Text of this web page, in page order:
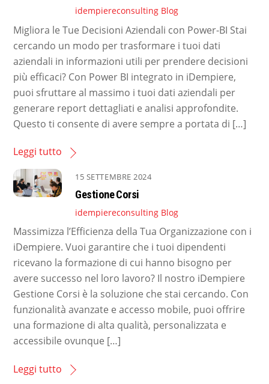
idempiereconsulting Blog
Migliora le Tue Decisioni Aziendali con Power-BI Stai
cercando un modo per trasformare i tuoi dati
aziendali in informazioni utili per prendere decisioni
più efficaci? Con Power BI integrato in iDempiere,
puoi sfruttare al massimo i tuoi dati aziendali per
generare report dettagliati e analisi approfondite.
Questo ti consente di avere sempre a portata di […]
Leggi tutto
15 SETTEMBRE 2024
Gestione Corsi
idempiereconsulting Blog
Massimizza l’Efficienza della Tua Organizzazione con i
iDempiere. Vuoi garantire che i tuoi dipendenti
ricevano la formazione di cui hanno bisogno per
avere successo nel loro lavoro? Il nostro iDempiere
Gestione Corsi è la soluzione che stai cercando. Con
funzionalità avanzate e accesso mobile, puoi offrire
una formazione di alta qualità, personalizzata e
accessibile ovunque […]
Leggi tutto